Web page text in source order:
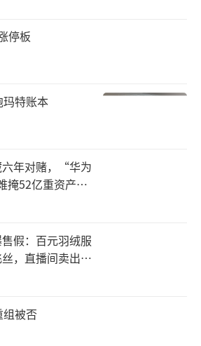
锁药店业务的目的，是进一
药零售领域的版图。
家典型的区域性连锁药店企
集中在山东省内，于2021年7
《2022-2023年度中国药店价
名第七，为山东省第一。
，漱玉平民在山东、辽宁、
南、甘肃等地区，拥有直营
，山东省内3464家，最少的
外，公司通过加盟模式，在
停板
特账本
年对赌，“华为
掩52亿重资产考
假：百元羽绒服
，直播间卖出超
被否